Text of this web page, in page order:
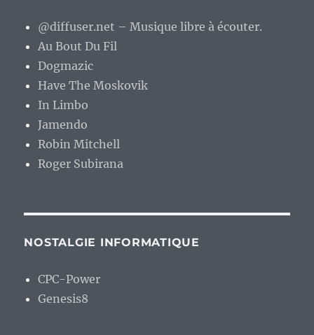
@diffuser.net – Musique libre à écouter.
Au Bout Du Fil
Dogmazic
Have The Moskovik
In Limbo
Jamendo
Robin Mitchell
Roger Subirana
NOSTALGIE INFORMATIQUE
CPC-Power
Genesis8